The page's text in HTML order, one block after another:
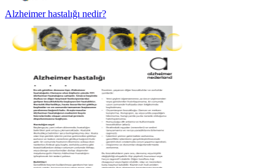
Alzheimer hastalığı nedir?